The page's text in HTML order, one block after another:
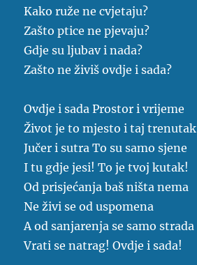
Kako ruže ne cvjetaju?
Zašto ptice ne pjevaju?
Gdje su ljubav i nada?
Zašto ne živiš ovdje i sada?
Ovdje i sada Prostor i vrijeme
Život je to mjesto i taj trenutak
Jučer i sutra To su samo sjene
I tu gdje jesi! To je tvoj kutak!
Od prisjećanja baš ništa nema
Ne živi se od uspomena
A od sanjarenja se samo strada
Vrati se natrag! Ovdje i sada!